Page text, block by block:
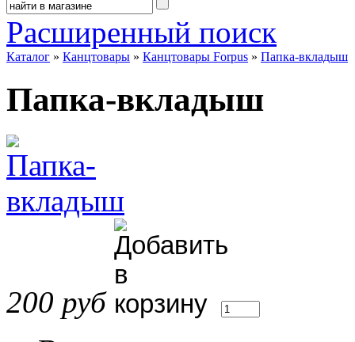
Расширенный поиск
Каталог » Канцтовары » Канцтовары Forpus » Папка-вкладыш
Папка-вкладыш
200 руб